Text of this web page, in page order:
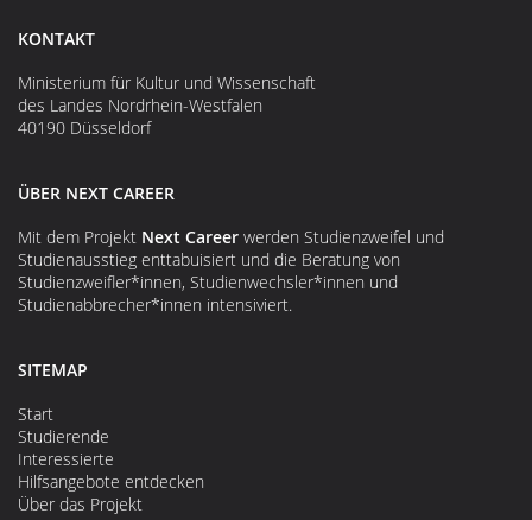
KONTAKT
Ministerium für Kultur und Wissenschaft
des Landes Nordrhein-Westfalen
40190 Düsseldorf
ÜBER NEXT CAREER
Mit dem Projekt Next Career werden Studienzweifel und
Studienausstieg enttabuisiert und die Beratung von
Studienzweifler*innen, Studienwechsler*innen und
Studienabbrecher*innen intensiviert.
SITEMAP
Start
Studierende
Interessierte
Hilfsangebote entdecken
Über das Projekt